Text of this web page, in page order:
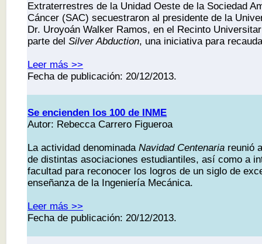
Extraterrestres de la Unidad Oeste de la Sociedad
Cáncer (SAC) secuestraron al presidente de la
Dr. Uroyoán Walker Ramos, en el Recinto
parte delSilver Abduction, una iniciativa para
Leer más >>
Fecha de publicación: 20/12/2013.
Se encienden los 100 de INME
Autor: Rebecca Carrero Figueroa
La actividad denominadaNavidad Centenaria reunió
de distintas asociaciones estudiantiles, así como a
facultad para reconocer los logros de un siglo de
enseñanza de la Ingeniería Mecánica.
Leer más >>
Fecha de publicación: 20/12/2013.